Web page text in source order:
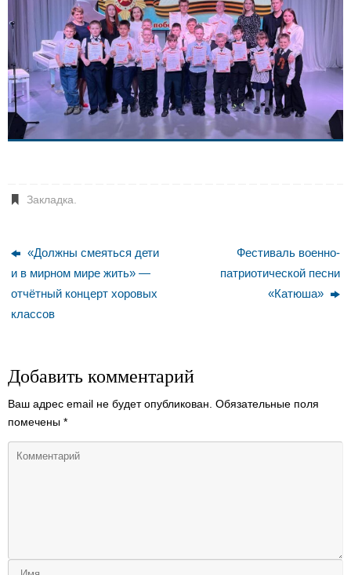
Закладка
«Должны смеяться дети
и в мирном мире жить» —
отчётный концерт хоровых
классов
Фестиваль военно-
патриотической песни
«Катюша»
Добавить комментарий
Ваш адрес email не будет опубликован. Обязательные поля
помечены *